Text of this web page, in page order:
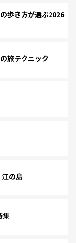
歩き方が選ぶ2026
旅テクニック
江の島
集